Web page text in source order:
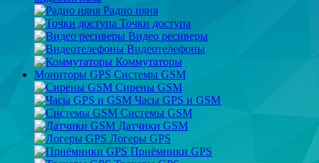
Радио няня
Точки доступа
Видео ресиверы
Видеотелефоны
Коммутаторы
Мониторы GPS Системы GSM
Сирены GSM
Часы GPS и GSM
Системы GSM
Датчики GSM
Логеры GPS
Приёмники GPS